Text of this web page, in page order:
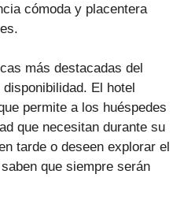
cómoda y placentera
más destacadas del
El hotel
permite a los huéspedes
que necesitan durante su
tarde o deseen explorar el
que siempre serán